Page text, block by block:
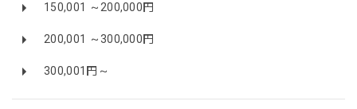
150,001 ～200,000円
200,001 ～300,000円
300,001円～